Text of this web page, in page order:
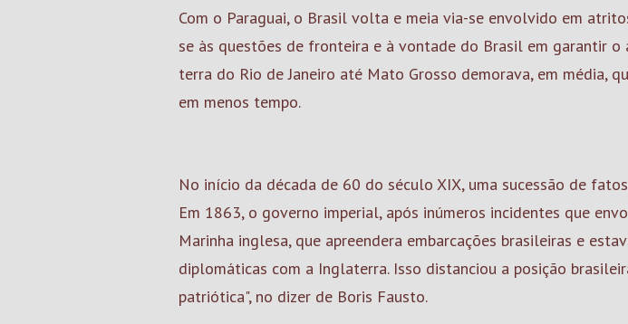
Com o Paraguai, o Brasil volta e meia via-se envolvido em
se às questões de fronteira e à vontade do Brasil em garantir o
terra do Rio de Janeiro até Mato Grosso demorava, em média,
em menos tempo.
No início da década de 60 do século XIX, uma sucessão de
Em 1863, o governo imperial, após inúmeros incidentes que
Marinha inglesa, que apreendera embarcações brasileiras e
diplomáticas com a Inglaterra. Isso distanciou a posição
patriótica", no dizer de Boris Fausto.